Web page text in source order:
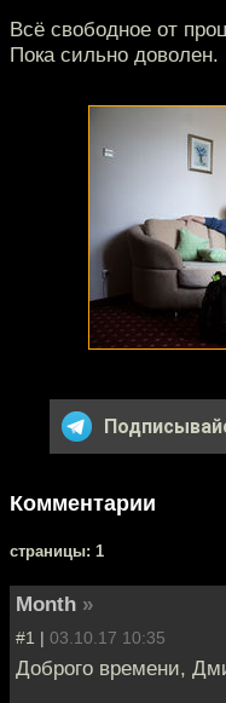
Всё свободное от
Пока сильно доволен.
Комментарии
cтраницы: 1
Month »
#1 | 03.10.17 10:35
Доброго времени,